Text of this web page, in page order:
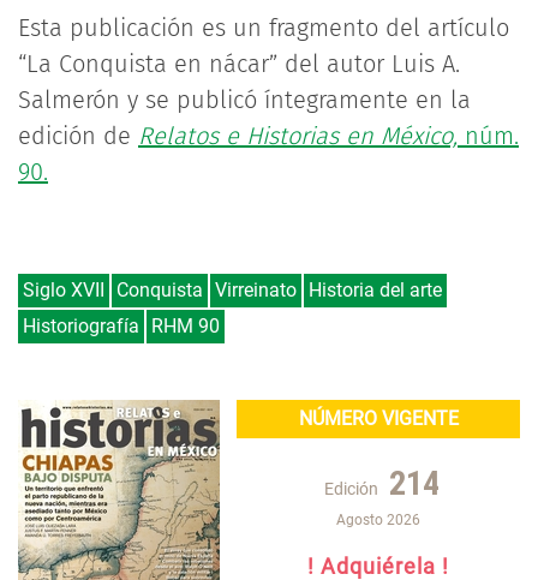
Esta publicación es un fragmento del artículo
“La Conquista en nácar” del autor Luis A.
Salmerón y se publicó íntegramente en la
edición de Relatos e Historias en México, núm.
90.
Siglo XVII Conquista Virreinato Historia del arte
Historiografía
RHM 90
NÚMERO VIGENTE
Edición 214
Agosto 2026
! Adquiérela !